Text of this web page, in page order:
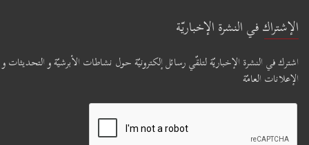
الإشتراك في النشرة الإخباريّة
اشترك في النشرة الإخباريّة لتلقّي رسائل إلكترونيّة حول نشاطات الأبرشيّة و التحديثات و
الإعلانات العامّة